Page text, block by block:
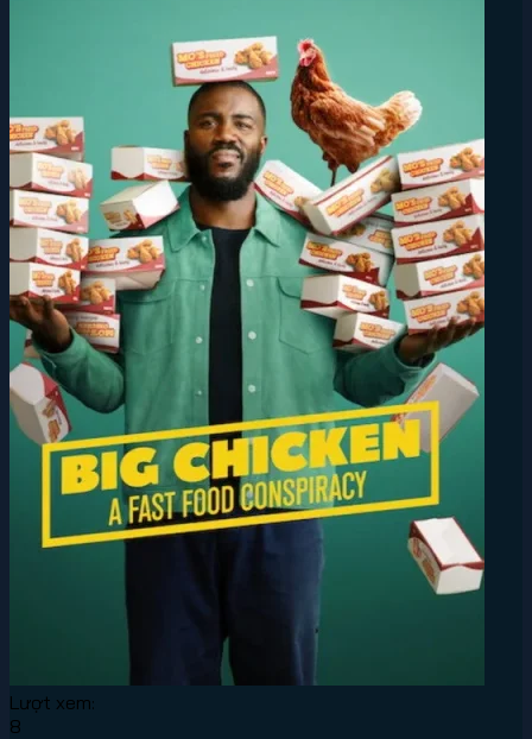
Lượt xem:
8